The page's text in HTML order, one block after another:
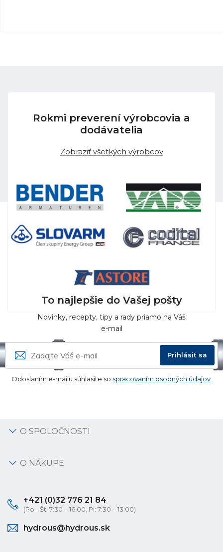
Rokmi preverení výrobcovia a
dodávatelia
Zobraziť všetkých výrobcov
To najlepšie do Vašej pošty
Novinky, recepty, tipy a rady priamo na Váš
e-mail
Prihlásiť sa
Odoslaním e-mailu súhlasíte so spracovaním osobných údajov.
O SPOLOČNOSTI
O NÁKUPE
+421 (0)32 776 21 84
(Po - Št: 7:30 – 16:00, Pi: 7:30 – 13:00)
hydrous@hydrous.sk